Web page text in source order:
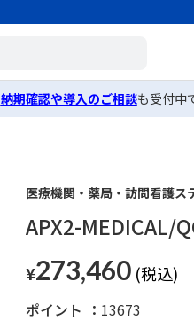
納期確認や導入のご相談も受付中
医療機関・薬局・訪問看護ス
APX2-MEDICAL/
¥273,460
ポイント 13673